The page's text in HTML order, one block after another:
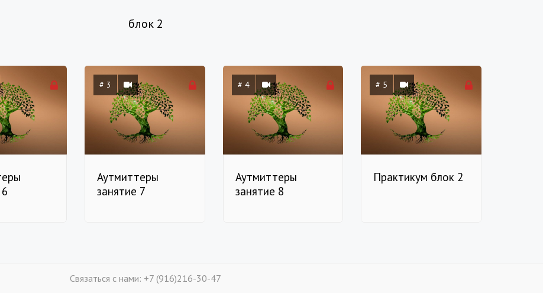
блок 2
# 3
Аутмиттеры
занятие 7
# 4
Аутмиттеры
занятие 8
# 5
Практикум блок 2
Связаться с нами: +7 (916)216-30-47